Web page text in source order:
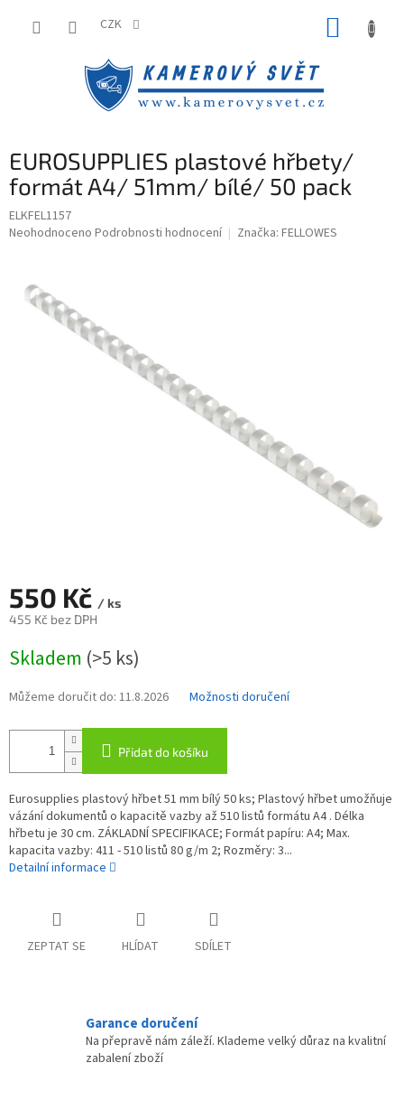
CZK
EUROSUPPLIES plastové hřbety/
formát A4/ 51mm/ bílé/ 50 pack
ELKFEL1157
Průměrné
Neohodnoceno Podrobnosti hodnocení Značka: FELLOWES
550 Kč / ks
455 Kč bez DPH
cena:
Skladem (>5 ks)
Můžeme doručit do: 11.8.2026 Možnosti doručení
Přidat do košíku
Eurosupplies plastový hřbet 51 mm bílý 50 ks; Plastový hřbet umožňuje
vázání dokumentů o kapacitě vazby až 510 listů formátu A4 . Délka
hřbetu je 30 cm. ZÁKLADNÍ SPECIFIKACE; Formát papíru: A4; Max.
kapacita vazby: 411 - 510 listů 80 g/m 2; Rozměry: 3...
Detailní informace
ZEPTAT SE HLÍDAT SDÍLET
Garance doručení
Na přepravě nám záleží. Klademe velký důraz na kvalitní
zabalení zboží